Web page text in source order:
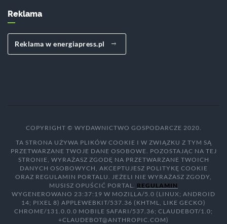
Reklama
Reklama w energiapress.pl
COPYRIGHT © WYDAWNICTWO GOSPODARCZE 2020.
TA STRONA UŻYWA PLIKÓW COOKIE I W ZWIĄZKU Z TYM SĄ
PRZETWARZANE TWOJE DANE OSOBOWE. POZOSTAJĄC NA TEJ
STRONIE, WYRAŻASZ ZGODĘ NA PRZETWARZANE TWOICH
DANYCH OSOBOWYCH, AKCEPTUJESZ POLITYKĘ COOKIE
ORAZ REGULAMIN PORTALU. JEŻELI NIE WYRAŻASZ ZGODY,
MUSISZ OPUŚCIĆ PORTAL. REGULAMIN
WYGENEROWANO 23:37:19 W MOZILLA/5.0 (LINUX; ANDROID
14; PIXEL 8) APPLEWEBKIT/537.36 (KHTML, LIKE GECKO)
CHROME/131.0.0.0 MOBILE SAFARI/537.36; CLAUDEBOT/1.0;
+CLAUDEBOT@ANTHROPIC.COM)